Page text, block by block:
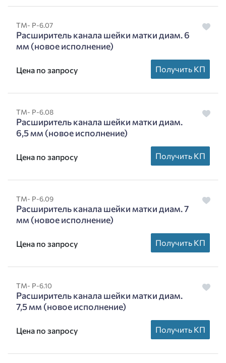
ТМ- Р-6.07
Расширитель канала шейки матки диам. 6
мм (новое исполнение)
Цена по запросу Получить КП
ТМ- Р-6.08
Расширитель канала шейки матки диам.
6,5 мм (новое исполнение)
Цена по запросу Получить КП
ТМ- Р-6.09
Расширитель канала шейки матки диам. 7
мм (новое исполнение)
Цена по запросу Получить КП
ТМ- Р-6.10
Расширитель канала шейки матки диам.
7,5 мм (новое исполнение)
Цена по запросу Получить КП